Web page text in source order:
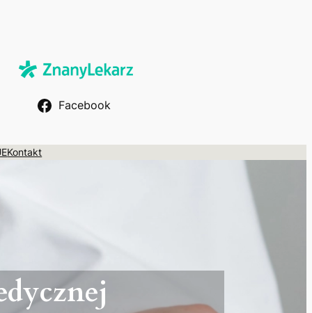
Facebook
Kontakt